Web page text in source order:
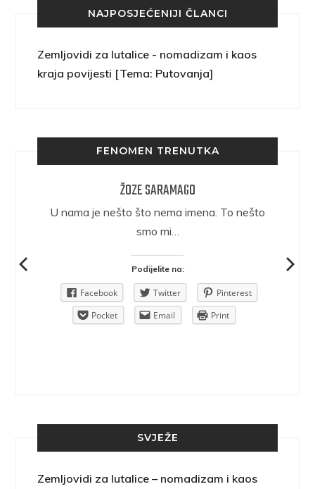
NAJPOSJEĆENIJI ČLANCI
Zemljovidi za lutalice - nomadizam i kaos
kraja povijesti [Tema: Putovanja]
FENOMEN TRENUTKA
ŽOZE SARAMAGO
U nama je nešto što nema imena. To nešto
smo mi…
Podijelite na:
Facebook Twitter
Pinterest
Pocket
Email Print
SVJEŽE
Zemljovidi za lutalice – nomadizam i kaos